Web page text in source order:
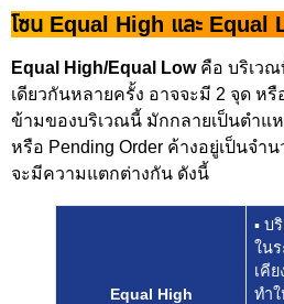
โซน Equal High และ Equal
Equal High/Equal Lowคือ บริเวณ
เดียวกันหลายครั้ง อาจจะมี 2 จุด ห
ข้ามของบริเวณนี้ มักกลายเป็นตำแ
หรือ Pending Order ค้างอยู่เป็นจำ
จะมีความแตกต่างกัน ดังนี้
Equal High
▪ บ
ใน
เคี
ทำ